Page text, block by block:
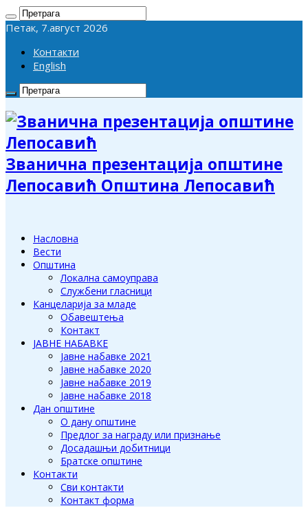
Петак, 7.август 2026
Контакти
English
Званична презентација општине
Лепосавић Општина Лепосавић
Насловна
Вести
Општина
Локална самоуправа
Службени гласници
Канцеларија за младе
Обавештења
Контакт
ЈАВНЕ НАБАВКЕ
Јавне набавке 2021
Јавне набавке 2020
Јавне набавке 2019
Јавне набавке 2018
Дан општине
О дану општине
Предлог за награду или признање
Досадашњи добитници
Братске општине
Контакти
Сви контакти
Контакт форма